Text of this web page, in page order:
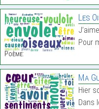
Poème:
Les
Pour
Ma
Hier
Dans